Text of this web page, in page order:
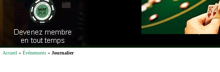
Accueil » Événements » Journalier